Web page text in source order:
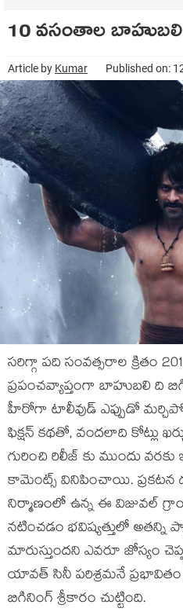
10 వసంతాల
Article by Kumar Published on:
సరిగ్గా పది సంవత్సరాల క్రితం
ప్రపంచవ్యాప్తంగా బాహుబలి ది
హీరోగా టాలీవుడ్ ఎప్పుడో
ఫిక్షన్ కథతో, వందలాది కోట్లు
గురించి రిలీజ్ కు ముందు
కామెంట్స్ వినిపించాయి. ప్రకటన
నిర్మాణంలో ఉన్న ఈ విజువల్
నటించడం భవిష్యత్తులో
మారుస్తుందని ఎవరూ జోస్యం
యావత్ సినీ పరిశ్రమనే ప్రభావితం
బిగినింగ్ శ్రీకారం చుట్టింది.